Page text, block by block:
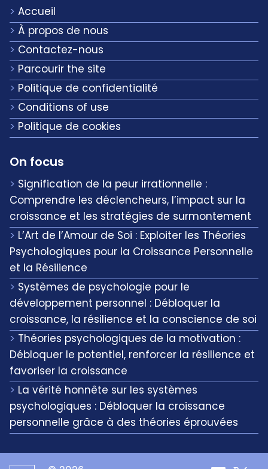
Accueil
À propos de nous
Contactez-nous
Parcourir the site
Politique de confidentialité
Conditions of use
Politique de cookies
On focus
Signification de la peur irrationnelle :
Comprendre les déclencheurs, l’impact sur la
croissance et les stratégies de surmontement
L’Art de l’Amour de Soi : Exploiter les Théories
Psychologiques pour la Croissance Personnelle
et la Résilience
Systèmes de psychologie pour le
développement personnel : Débloquer la
croissance, la résilience et la conscience de soi
Théories psychologiques de la motivation :
Débloquer le potentiel, renforcer la résilience et
favoriser la croissance
La vérité honnête sur les systèmes
psychologiques : Débloquer la croissance
personnelle grâce à des théories éprouvées